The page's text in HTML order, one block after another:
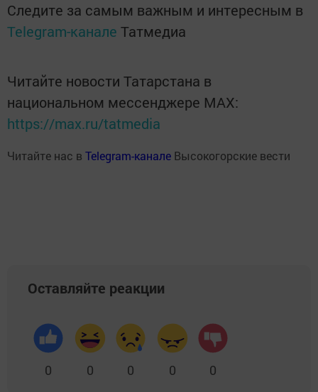
Следите за самым важным и интересным в
Telegram-канале Татмедиа
Читайте новости Татарстана в
национальном мессенджере MАХ:
https://max.ru/tatmedia
Читайте нас в Telegram-канале Высокогорские вести
Оставляйте реакции
0 0 0 0 0